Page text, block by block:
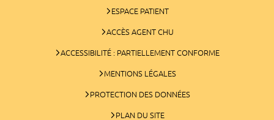
ESPACE PATIENT
ACCÈS AGENT CHU
ACCESSIBILITÉ : PARTIELLEMENT CONFORME
MENTIONS LÉGALES
PROTECTION DES DONNÉES
PLAN DU SITE